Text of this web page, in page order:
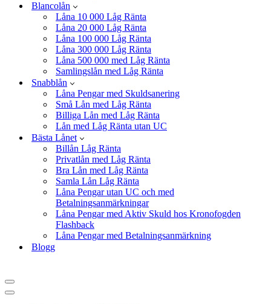
Blancolån
Låna 10 000 Låg Ränta
Låna 20 000 Låg Ränta
Låna 100 000 Låg Ränta
Låna 300 000 Låg Ränta
Låna 500 000 med Låg Ränta
Samlingslån med Låg Ränta
Snabblån
Låna Pengar med Skuldsanering
Små Lån med Låg Ränta
Billiga Lån med Låg Ränta
Lån med Låg Ränta utan UC
Bästa Lånet
Billån Låg Ränta
Privatlån med Låg Ränta
Bra Lån med Låg Ränta
Samla Lån Låg Ränta
Låna Pengar utan UC och med
Betalningsanmärkningar
Låna Pengar med Aktiv Skuld hos Kronofogden
Flashback
Låna Pengar med Betalningsanmärkning
Blogg
Navigeringsmeny
Navigeringsmeny